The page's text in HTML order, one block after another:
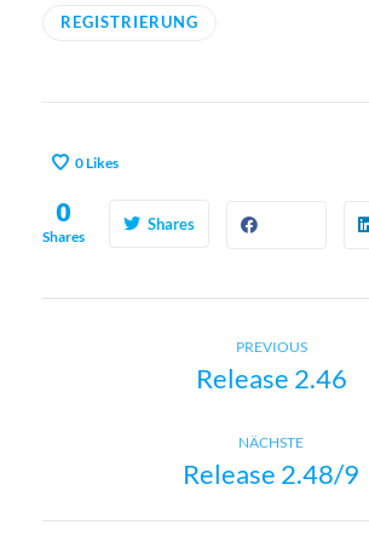
REGISTRIERUNG
0Likes
0
Shares
Shares
PREVIOUSPrevious
post:
Release 2.46
NÄCHSTENext
post:
Release 2.48/9